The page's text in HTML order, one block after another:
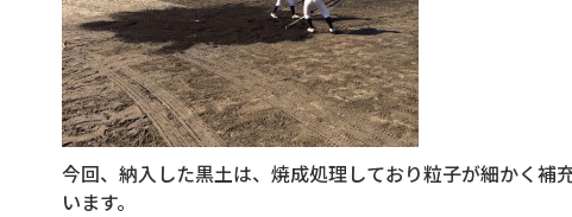
今回、納入した黒土は、焼成処理しており粒子が細かく
います。